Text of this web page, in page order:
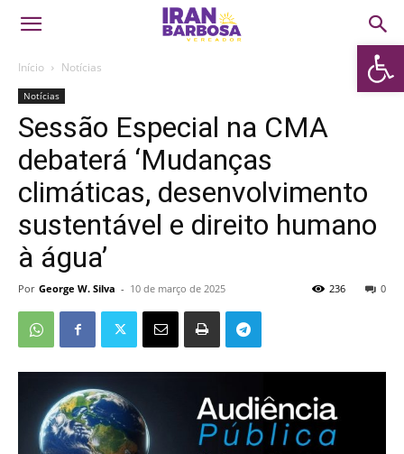
Abrir
Início Notícias
Notícias
Sessão Especial na CMA
debaterá ‘Mudanças
climáticas, desenvolvimento
sustentável e direito humano
à água’
Por George W. Silva - 10 de março de 2025 0
236